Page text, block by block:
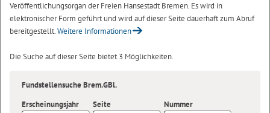
Veröffentlichungsorgan der Freien Hansestadt Bremen. Es wird in
elektronischer Form geführt und wird auf dieser Seite dauerhaft zum Abruf
bereitgestellt.Weitere Informationen
Die Suche auf dieser Seite bietet 3 Möglichkeiten.
Fundstellensuche Brem.GBl.
Erscheinungsjahr
Seite Nummer